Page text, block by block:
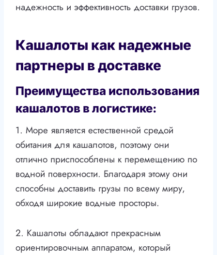
надежность и эффективность доставки грузов.
Кашалоты как надежные
партнеры в доставке
Преимущества использования
кашалотов в логистике:
1. Море является естественной средой
обитания для кашалотов, поэтому они
отлично приспособлены к перемещению по
водной поверхности. Благодаря этому они
способны доставить грузы по всему миру,
обходя широкие водные просторы.
2. Кашалоты обладают прекрасным
ориентировочным аппаратом, который